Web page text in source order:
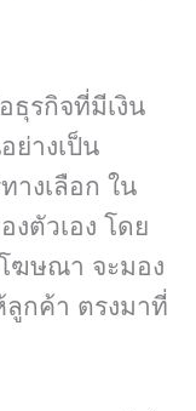
รกิจที่มีเงิน
ย่างเป็น
งเลือก ใน
ตัวเอง โดย
ฆษณา จะมอง
ลูกค้า ตรงมาที่